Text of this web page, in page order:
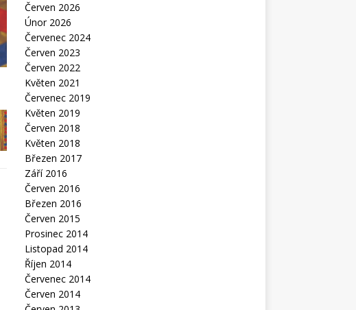
Červen 2026
Únor 2026
Červenec 2024
Červen 2023
Červen 2022
Květen 2021
Červenec 2019
Květen 2019
Červen 2018
Květen 2018
Březen 2017
Září 2016
Červen 2016
Březen 2016
Červen 2015
Prosinec 2014
Listopad 2014
Říjen 2014
Červenec 2014
Červen 2014